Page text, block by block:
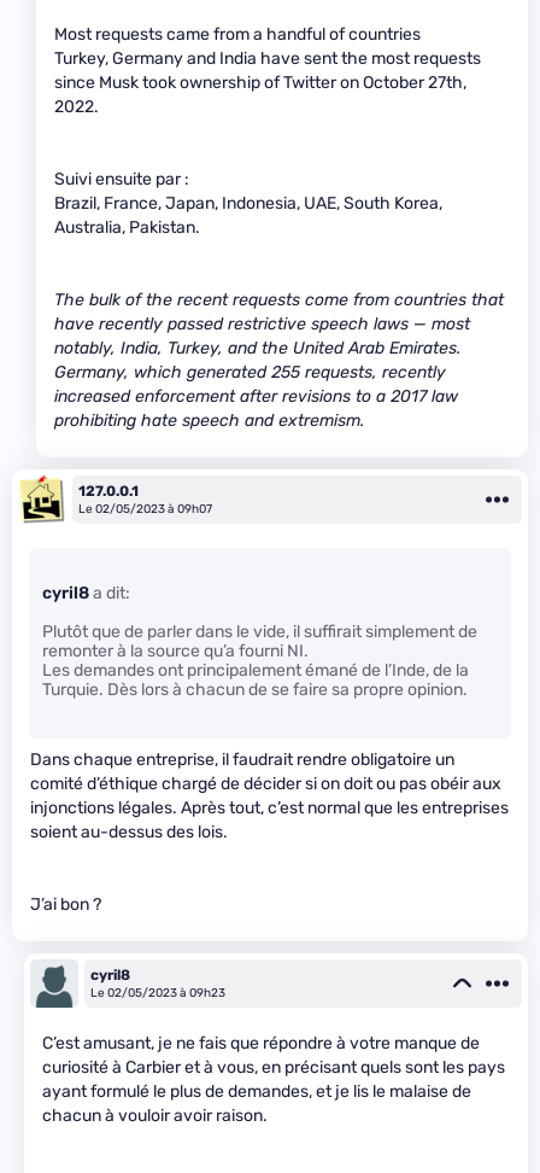
Most requests came from a handful of countries
Turkey, Germany and India have sent the most requests
since Musk took ownership of Twitter on October 27th,
2022.
Suivi ensuite par :
Brazil, France, Japan, Indonesia, UAE, South Korea,
Australia, Pakistan.
The bulk of the recent requests come from countries that
have recently passed restrictive speech laws — most
notably, India, Turkey, and the United Arab Emirates.
Germany, which generated 255 requests, recently
increased enforcement after revisions to a 2017 law
prohibiting hate speech and extremism.
127.0.0.1
Le 02/05/2023 à 09h07
cyril8a dit:
Plutôt que de parler dans le vide, il suffirait simplement de
remonter à la source qu’a fourni NI.
Les demandes ont principalement émané de l’Inde, de la
Turquie. Dès lors à chacun de se faire sa propre opinion.
Dans chaque entreprise, il faudrait rendre obligatoire un
comité d’éthique chargé de décider si on doit ou pas obéir aux
injonctions légales. Après tout, c’est normal que les entreprises
soient au-dessus des lois.
J’ai bon ?
cyril8
Le 02/05/2023 à 09h23
C’est amusant, je ne fais que répondre à votre manque de
curiosité à Carbier et à vous, en précisant quels sont les pays
ayant formulé le plus de demandes, et je lis le malaise de
chacun à vouloir avoir raison.